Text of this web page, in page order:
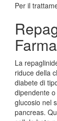
Per il
La
riduce della
diabete di
dipendente
glucosio nel
pancreas.